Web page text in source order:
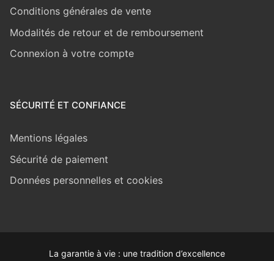
Conditions générales de vente
Modalités de retour et de remboursement
Connexion à votre compte
SÉCURITÉ ET CONFIANCE
Mentions légales
Sécurité de paiement
Données personnelles et cookies
La garantie à vie : une tradition d’excellence